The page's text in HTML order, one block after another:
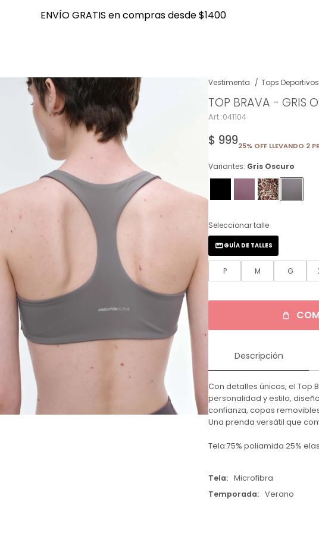
ENVÍO GRATIS en compras desde $1400
ENVÍO GRATIS en compras desde $1400
Vestimenta Tops Deportivos
TOP BRAVA - GRIS
041104
$ 99925% OFF LLEVANDO 2
Variantes: Gris Oscuro
Seleccionar talle
P M G
GUÍA DE TALLES
Descripción
Con detalles únicos, el Top
personalidad y estilo,
confianza, copas
Una prenda versátil que
Tela:75% poliamida 25%
Tela
Microfibra
Temporada
Verano
NOTIFICARME